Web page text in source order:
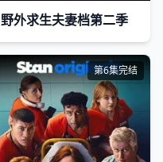
野外求生夫妻档第二季
第6集完结